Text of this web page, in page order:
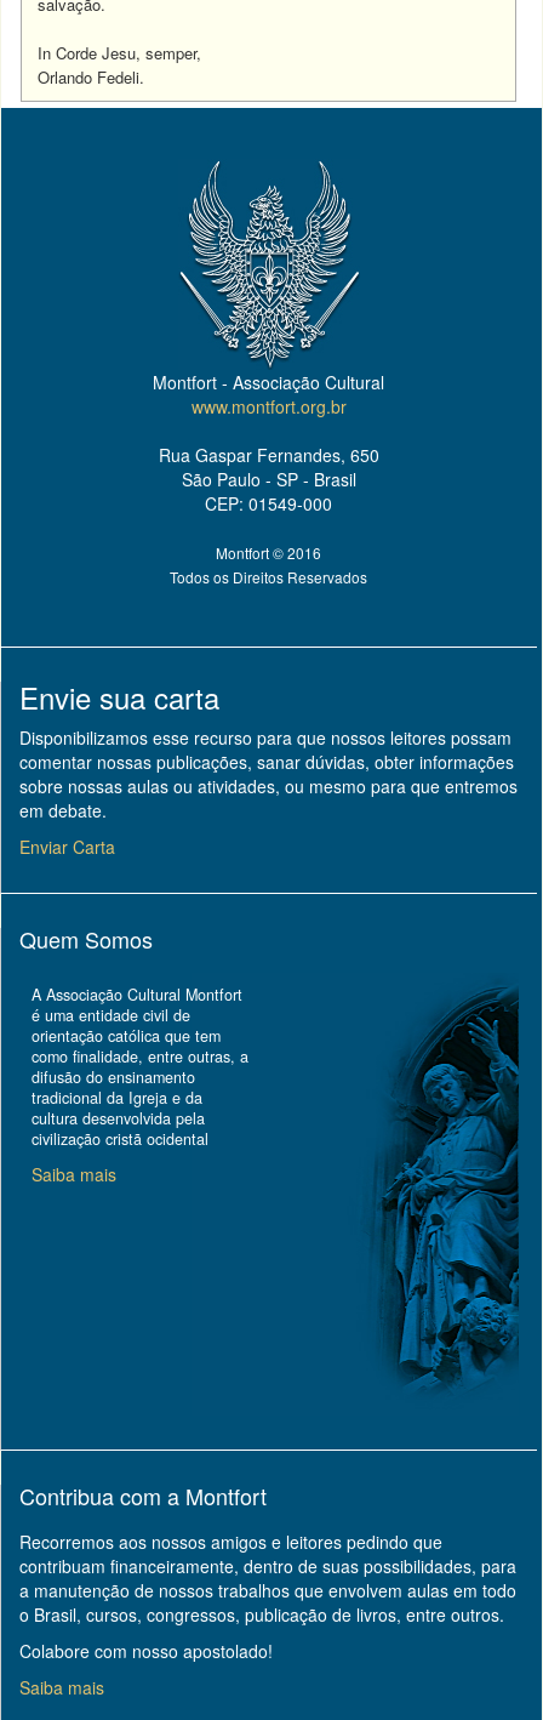
In Corde Jesu, semper,
Orlando Fedeli.
Montfort - Associação Cultural
www.montfort.org.br
Rua Gaspar Fernandes, 650
São Paulo - SP - Brasil
CEP: 01549-000
Montfort © 2016
Todos os Direitos Reservados
Envie sua carta
Disponibilizamos esse recurso para que nossos leitores possam
comentar nossas publicações, sanar dúvidas, obter informações
sobre nossas aulas ou atividades, ou mesmo para que entremos
em debate.
Enviar Carta
Quem Somos
A Associação Cultural Montfort
é uma entidade civil de
orientação católica que tem
como finalidade, entre outras, a
difusão do ensinamento
tradicional da Igreja e da
cultura desenvolvida pela
civilização cristã ocidental
Saiba mais
Contribua com a Montfort
Recorremos aos nossos amigos e leitores pedindo que
contribuam financeiramente, dentro de suas possibilidades, para
a manutenção de nossos trabalhos que envolvem aulas em todo
o Brasil, cursos, congressos, publicação de livros, entre outros.
Colabore com nosso apostolado!
Saiba mais